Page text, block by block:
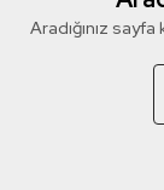
Aradığınız